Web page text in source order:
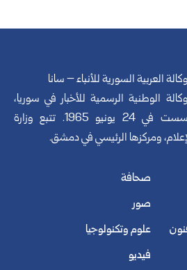
العربية السورية للأنباء – سانا
الوطنية الرسمية للأخبار في سوريا،
تأسست في 24 يونيو 1965. تتبع وزارة
ومركزها الرئيسي في دمشق.
صحافة
صور
علوم وتكنولوجيا
فيديو